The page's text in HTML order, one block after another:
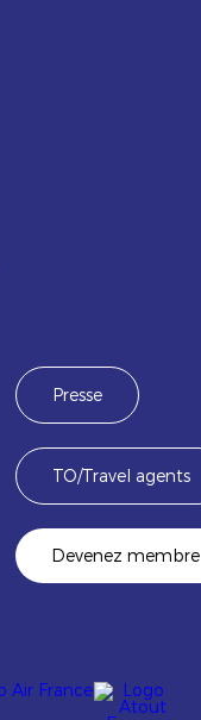
Presse
TO/Travel agents
Devenez membre
Image